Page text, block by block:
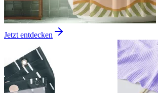
Jetzt entdecken